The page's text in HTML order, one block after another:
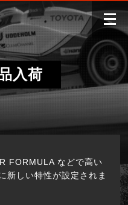
入荷
FORMULA などで高い
新しい特性が設定されま